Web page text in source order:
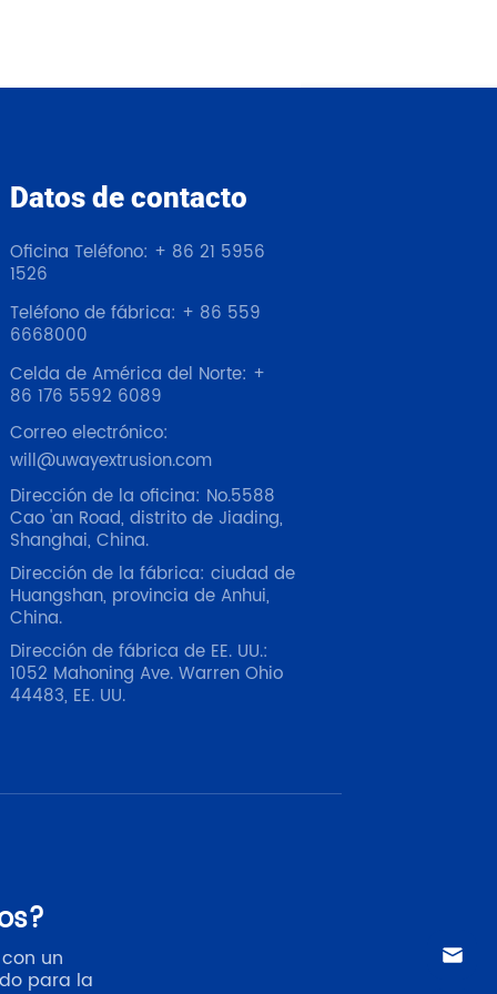
Datos de contacto
Oficina Teléfono: + 86 21 5956
1526
Teléfono de fábrica: + 86 559
6668000
Celda de América del Norte: +
86 176 5592 6089
Correo electrónico:
will@uwayextrusion.com
Dirección de la oficina: No.5588
Cao 'an Road, distrito de Jiading,
Shanghai, China.
Dirección de la fábrica: ciudad de
Huangshan, provincia de Anhui,
China.
Dirección de fábrica de EE. UU.:
1052 Mahoning Ave. Warren Ohio
44483, EE. UU.
un
para la